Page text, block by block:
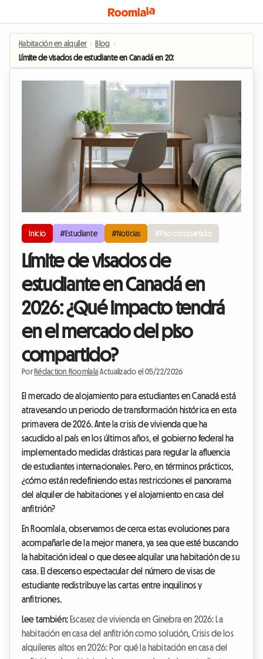
Habitación en alquiler › Blog ›
Límite de visados de estudiante en Canadá en 2026: ¿Qué impacto tendrá
Inicio #Estudiante #Noticias #Piso compartido
Límite de visados de
estudiante en Canadá en
2026: ¿Qué impacto tendrá
en el mercado del piso
compartido?
Por Rédaction Roomlala |Actualizado el 05/22/2026
El mercado de alojamiento para estudiantes en Canadá está
atravesando un periodo de transformación histórica en esta
primavera de 2026. Ante la crisis de vivienda que ha
sacudido al país en los últimos años, el gobierno federal ha
implementado medidas drásticas para regular la afluencia
de estudiantes internacionales. Pero, en términos prácticos,
¿cómo están redefiniendo estas restricciones el panorama
del alquiler de habitaciones y el alojamiento en casa del
anfitrión?
En Roomlala, observamos de cerca estas evoluciones para
acompañarle de la mejor manera, ya sea que esté buscando
la habitación ideal o que desee alquilar una habitación de su
casa. El descenso espectacular del número de visas de
estudiante redistribuye las cartas entre inquilinos y
anfitriones.
Lee también: Escasez de vivienda en Ginebra en 2026: La
habitación en casa del anfitrión como solución, Crisis de los
alquileres altos en 2026: Por qué la habitación en casa del